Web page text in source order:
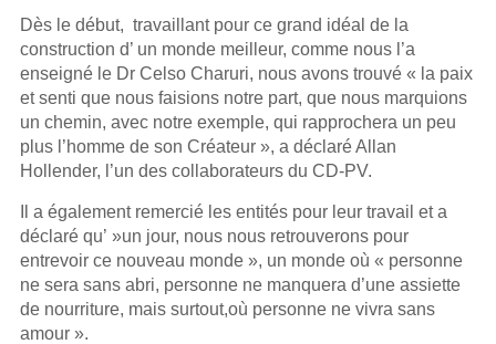
Dès le début, travaillant pour ce grand idéal de la
construction d’ un monde meilleur, comme nous l’a
enseigné le Dr Celso Charuri, nous avons trouvé « la paix
et senti que nous faisions notre part, que nous marquions
un chemin, avec notre exemple, qui rapprochera un peu
plus l’homme de son Créateur », a déclaré Allan
Hollender, l’un des collaborateurs du CD-PV.
Il a également remercié les entités pour leur travail et a
déclaré qu’ »un jour, nous nous retrouverons pour
entrevoir ce nouveau monde », un monde où « personne
ne sera sans abri, personne ne manquera d’une assiette
de nourriture, mais surtout,où personne ne vivra sans
amour ».